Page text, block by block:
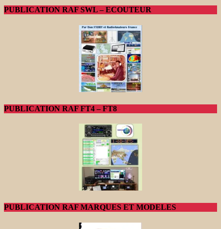
PUBLICATION RAF SWL – ECOUTEUR
PUBLICATION RAF FT4 – FT8
PUBLICATION RAF MARQUES ET MODELES